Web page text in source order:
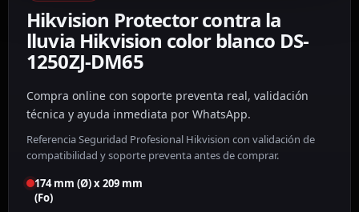
Hikvision Protector contra la
lluvia Hikvision color blanco DS-
1250ZJ-DM65
Compra online con soporte preventa real, validación
técnica y ayuda inmediata por WhatsApp.
Referencia Seguridad Profesional Hikvision con validación de
compatibilidad y soporte preventa antes de comprar.
174 mm (Ø) x 209 mm
(Fo)